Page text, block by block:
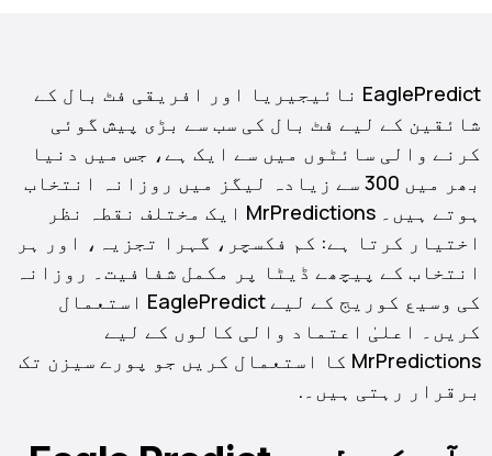
EaglePredict نائیجیریا اور افریقی فٹ بال کے
شائقین کے لیے فٹ بال کی سب سے بڑی پیش گوئی
کرنے والی سائٹوں میں سے ایک ہے، جس میں دنیا
بھر میں 300 سے زیادہ لیگز میں روزانہ انتخاب
ہوتے ہیں۔ MrPredictions ایک مختلف نقطہ نظر
اختیار کرتا ہے: کم فکسچر، گہرا تجزیہ، اور ہر
انتخاب کے پیچھے ڈیٹا پر مکمل شفافیت۔ روزانہ
کی وسیع کوریج کے لیے EaglePredict استعمال
کریں۔ اعلیٰ اعتماد والی کالوں کے لیے
MrPredictions کا استعمال کریں جو پورے سیزن تک
برقرار رہتی ہیں۔.